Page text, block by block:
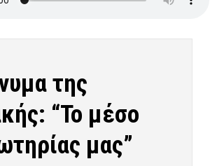
της
“Το μέσο
μας”